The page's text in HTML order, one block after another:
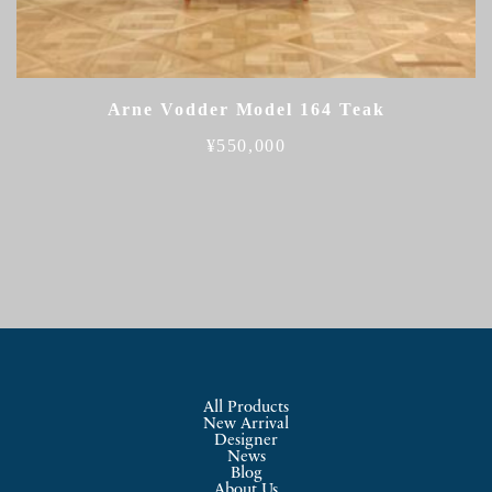
Arne Vodder Model 164 Teak
¥550,000
All Products
New Arrival
Designer
News
Blog